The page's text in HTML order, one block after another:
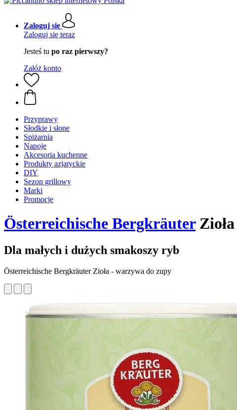
Zaloguj się
Zaloguj się teraz
Jesteś tu po raz pierwszy?
Załóż konto
Przyprawy
Słodkie i słone
Spiżarnia
Napoje
Akcesoria kuchenne
Produkty azjatyckie
DIY
Sezon grillowy
Marki
Promocje
Österreichische Bergkräuter
Dla małych i dużych smakoszy ryb
Österreichische Bergkräuter Zioła - warzywa do zupy